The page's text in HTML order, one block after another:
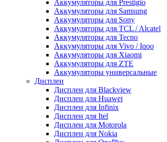
Аккумуляторы для Prestigio
Аккумуляторы для Samsung
Аккумуляторы для Sony
Аккумуляторы для TCL / Alcatel
Аккумуляторы для Tecno
Аккумуляторы для Vivo / Iqoo
Аккумуляторы для Xiaomi
Аккумуляторы для ZTE
Аккумуляторы универсальные
Дисплеи
Дисплеи для Blackview
Дисплеи для Huawei
Дисплеи для Infinix
Дисплеи для Itel
Дисплеи для Motorola
Дисплеи для Nokia